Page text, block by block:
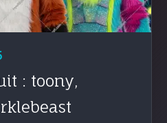
: toony,